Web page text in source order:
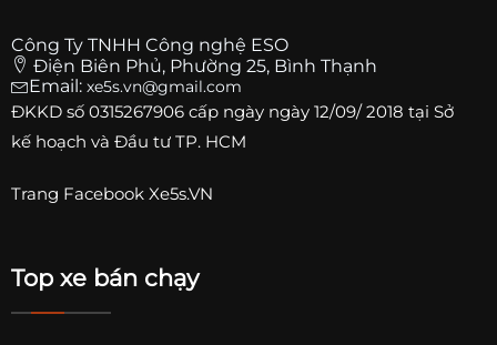
Công Ty TNHH Công nghệ ESO
Điện Biên Phủ, Phường 25, Bình Thạnh
Email: xe5s.vn@gmail.com
ĐKKD số 0315267906 cấp ngày ngày 12/09/ 2018 tại Sở
kế hoạch và Đầu tư TP. HCM
Trang Facebook Xe5s.VN
Top xe bán chạy